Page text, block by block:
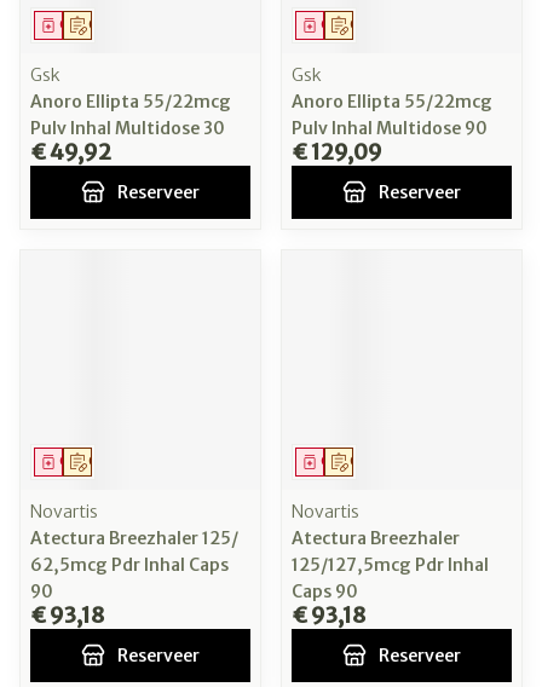
Op voorschrift
Geneesmiddel
Gsk
Anoro Ellipta 55/22mcg
Pulv Inhal Multidose 30
€ 49,92
Reserveer
Op voorschrift
Geneesmiddel
Gsk
Anoro Ellipta 55/22mcg
Pulv Inhal Multidose 90
€ 129,09
Reserveer
Op voorschrift
Geneesmiddel
Novartis
Atectura Breezhaler 125/
62,5mcg Pdr Inhal Caps
90
€ 93,18
Reserveer
Op voorschrift
Geneesmiddel
Novartis
Atectura Breezhaler
125/127,5mcg Pdr Inhal
Caps 90
€ 93,18
Reserveer